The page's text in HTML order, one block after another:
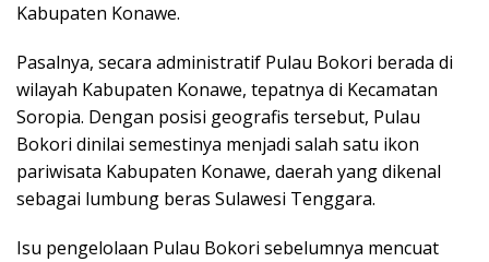
Kabupaten Konawe.
Pasalnya, secara administratif Pulau Bokori berada di
wilayah Kabupaten Konawe, tepatnya di Kecamatan
Soropia. Dengan posisi geografis tersebut, Pulau
Bokori dinilai semestinya menjadi salah satu ikon
pariwisata Kabupaten Konawe, daerah yang dikenal
sebagai lumbung beras Sulawesi Tenggara.
Isu pengelolaan Pulau Bokori sebelumnya mencuat